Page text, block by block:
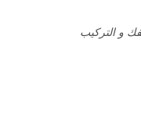
و التركيب